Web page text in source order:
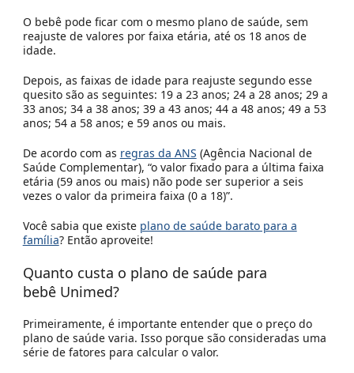
O bebê pode ficar com o mesmo plano de saúde, sem
reajuste de valores por faixa etária, até os 18 anos de
idade.
Depois, as faixas de idade para reajuste segundo esse
quesito são as seguintes: 19 a 23 anos; 24 a 28 anos; 29 a
33 anos; 34 a 38 anos; 39 a 43 anos; 44 a 48 anos; 49 a 53
anos; 54 a 58 anos; e 59 anos ou mais.
De acordo com as regras da ANS (Agência Nacional de
Saúde Complementar), “o valor fixado para a última faixa
etária (59 anos ou mais) não pode ser superior a seis
vezes o valor da primeira faixa (0 a 18)”.
Você sabia que existe plano de saúde barato para a
família? Então aproveite!
Quanto custa o plano de saúde para
bebê Unimed?
Primeiramente, é importante entender que o preço do
plano de saúde varia. Isso porque são consideradas uma
série de fatores para calcular o valor.